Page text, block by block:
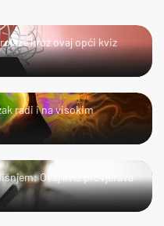
kroz ovaj opći kviz
radi i na visokim
Ovaj kviz provjerava